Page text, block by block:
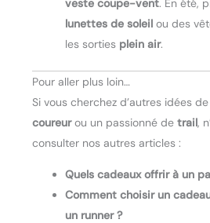
veste coupe-vent. En été,
lunettes de soleil ou des
les sorties plein air.
Pour aller plus loin…
Si vous cherchez d’autres idées
coureurou un passionné detrail,
consulter nos autres articles :
Quels cadeaux offrir à un
Comment choisir un
un runner ?